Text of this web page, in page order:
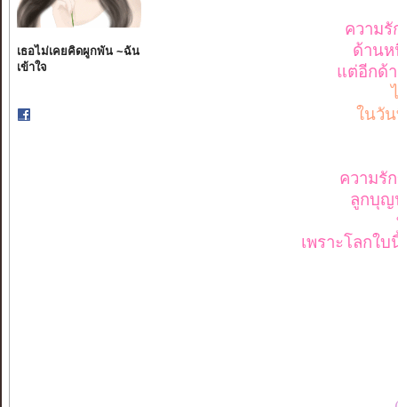
เธอไม่เคยคิดผูกพัน ~ฉัน
เข้าใจ
ความ
ด้านห
แต่อีกด้
ในวัน
ความรั
ลูกบุญ
เพราะโลกใ